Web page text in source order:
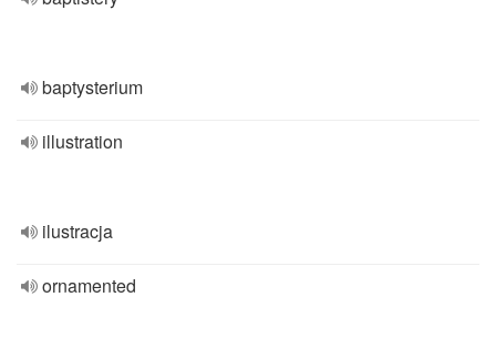
baptysterium
illustration
ilustracja
ornamented